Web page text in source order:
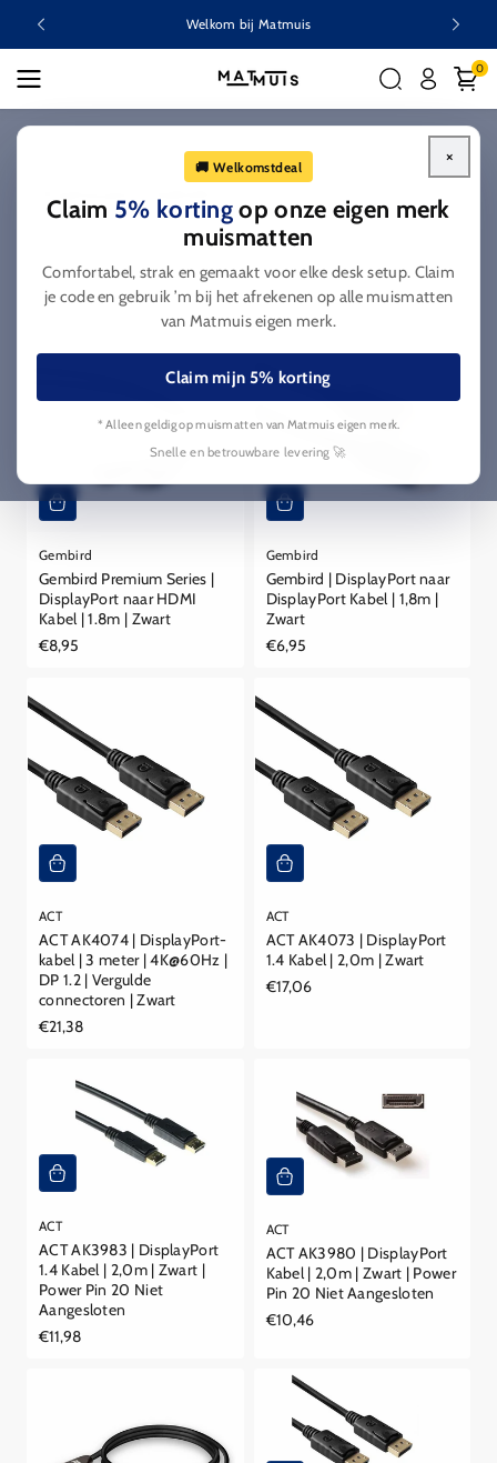
inhoud
Welkom bij Matmuis
0
×
🚚 Welkomstdeal
Claim 5% kortingop onze eigen merk
muismatten
Comfortabel, strak en gemaakt voor elke desk setup. Claim
je code en gebruik ’m bij het afrekenen op alle muismatten
van Matmuis eigen merk.
Claim mijn 5% korting
* Alleen geldig op muismatten van Matmuis eigen merk.
Snelle en betrouwbare levering 🚀
Displayport kabels
t
i
Displayport kabels
Gembird
Gembird Premium Series |
DisplayPort naar HDMI
Kabel | 1.8m | Zwart
Reguliere
€8,95
Gembird
Gembird | DisplayPort naar
DisplayPort Kabel | 1,8m |
Zwart
Reguliere
€6,95
ACT
ACT AK4074 | DisplayPort-
kabel | 3 meter | 4K@60Hz |
DP 1.2 | Vergulde
connectoren | Zwart
Reguliere
€21,38
ACT
ACT AK4073 | DisplayPort
1.4 Kabel | 2,0m | Zwart
Reguliere
€17,06
ACT
ACT AK3983 | DisplayPort
1.4 Kabel | 2,0m | Zwart |
Power Pin 20 Niet
Aangesloten
Reguliere
€11,98
ACT
ACT AK3980 | DisplayPort
Kabel | 2,0m | Zwart | Power
Pin 20 Niet Aangesloten
Reguliere
€10,46